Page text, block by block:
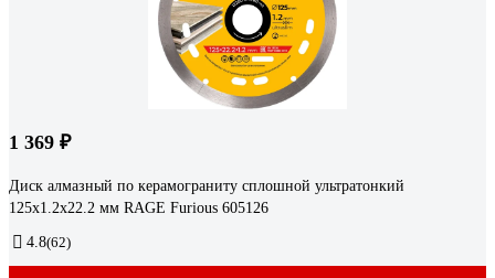
1 369 ₽
Диск алмазный по керамограниту сплошной ультратонкий
125х1.2х22.2 мм RAGE Furious 605126
4.8(62)